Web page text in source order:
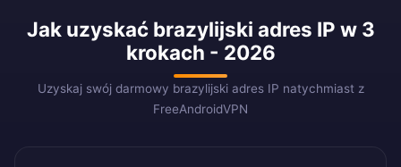
Jak uzyskać brazylijski adres IP w 3
krokach - 2026
Uzyskaj swój darmowy brazylijski adres IP natychmiast z
FreeAndroidVPN